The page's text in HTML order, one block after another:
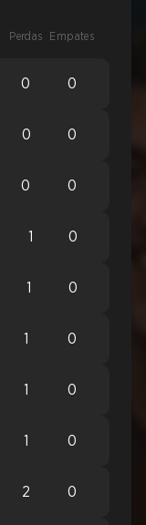
Perdas Empates
0 0
0 0
0 0
1 0
1 0
1 0
1 0
1 0
2 0